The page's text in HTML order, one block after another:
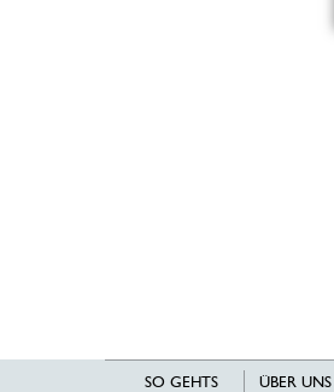
SO GEHTS ÜBER UNS